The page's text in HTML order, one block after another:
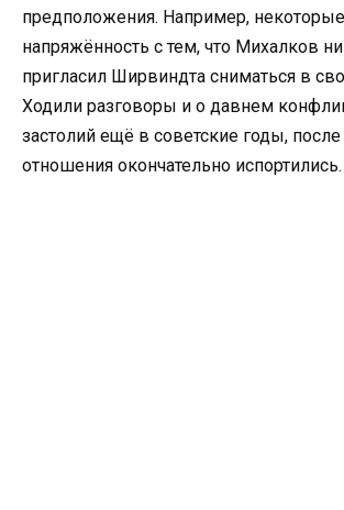
предположения. Например,
напряжённость с тем, что Михалков
пригласил Ширвиндта сниматься в
Ходили разговоры и о давнем
застолий ещё в советские годы, после
отношения окончательно испортились.